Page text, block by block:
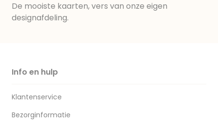
De mooiste kaarten, vers van onze eigen
designafdeling.
Info en hulp
Klantenservice
Bezorginformatie